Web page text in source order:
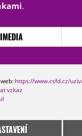
.
https://www.csfd.cz/
vzkaz